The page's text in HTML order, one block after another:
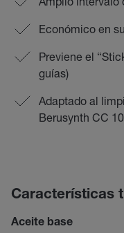
Económico en
Previene el
guías)
Adaptado al
Berusynth CC
Características
Aceite base